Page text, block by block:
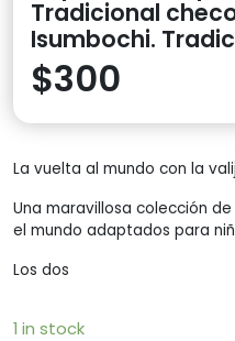
Tradicional
Isumbochi.
$300
La vuelta al mundo con la
Una maravillosa colección
el mundo adaptados para
Los dos
1 in stock